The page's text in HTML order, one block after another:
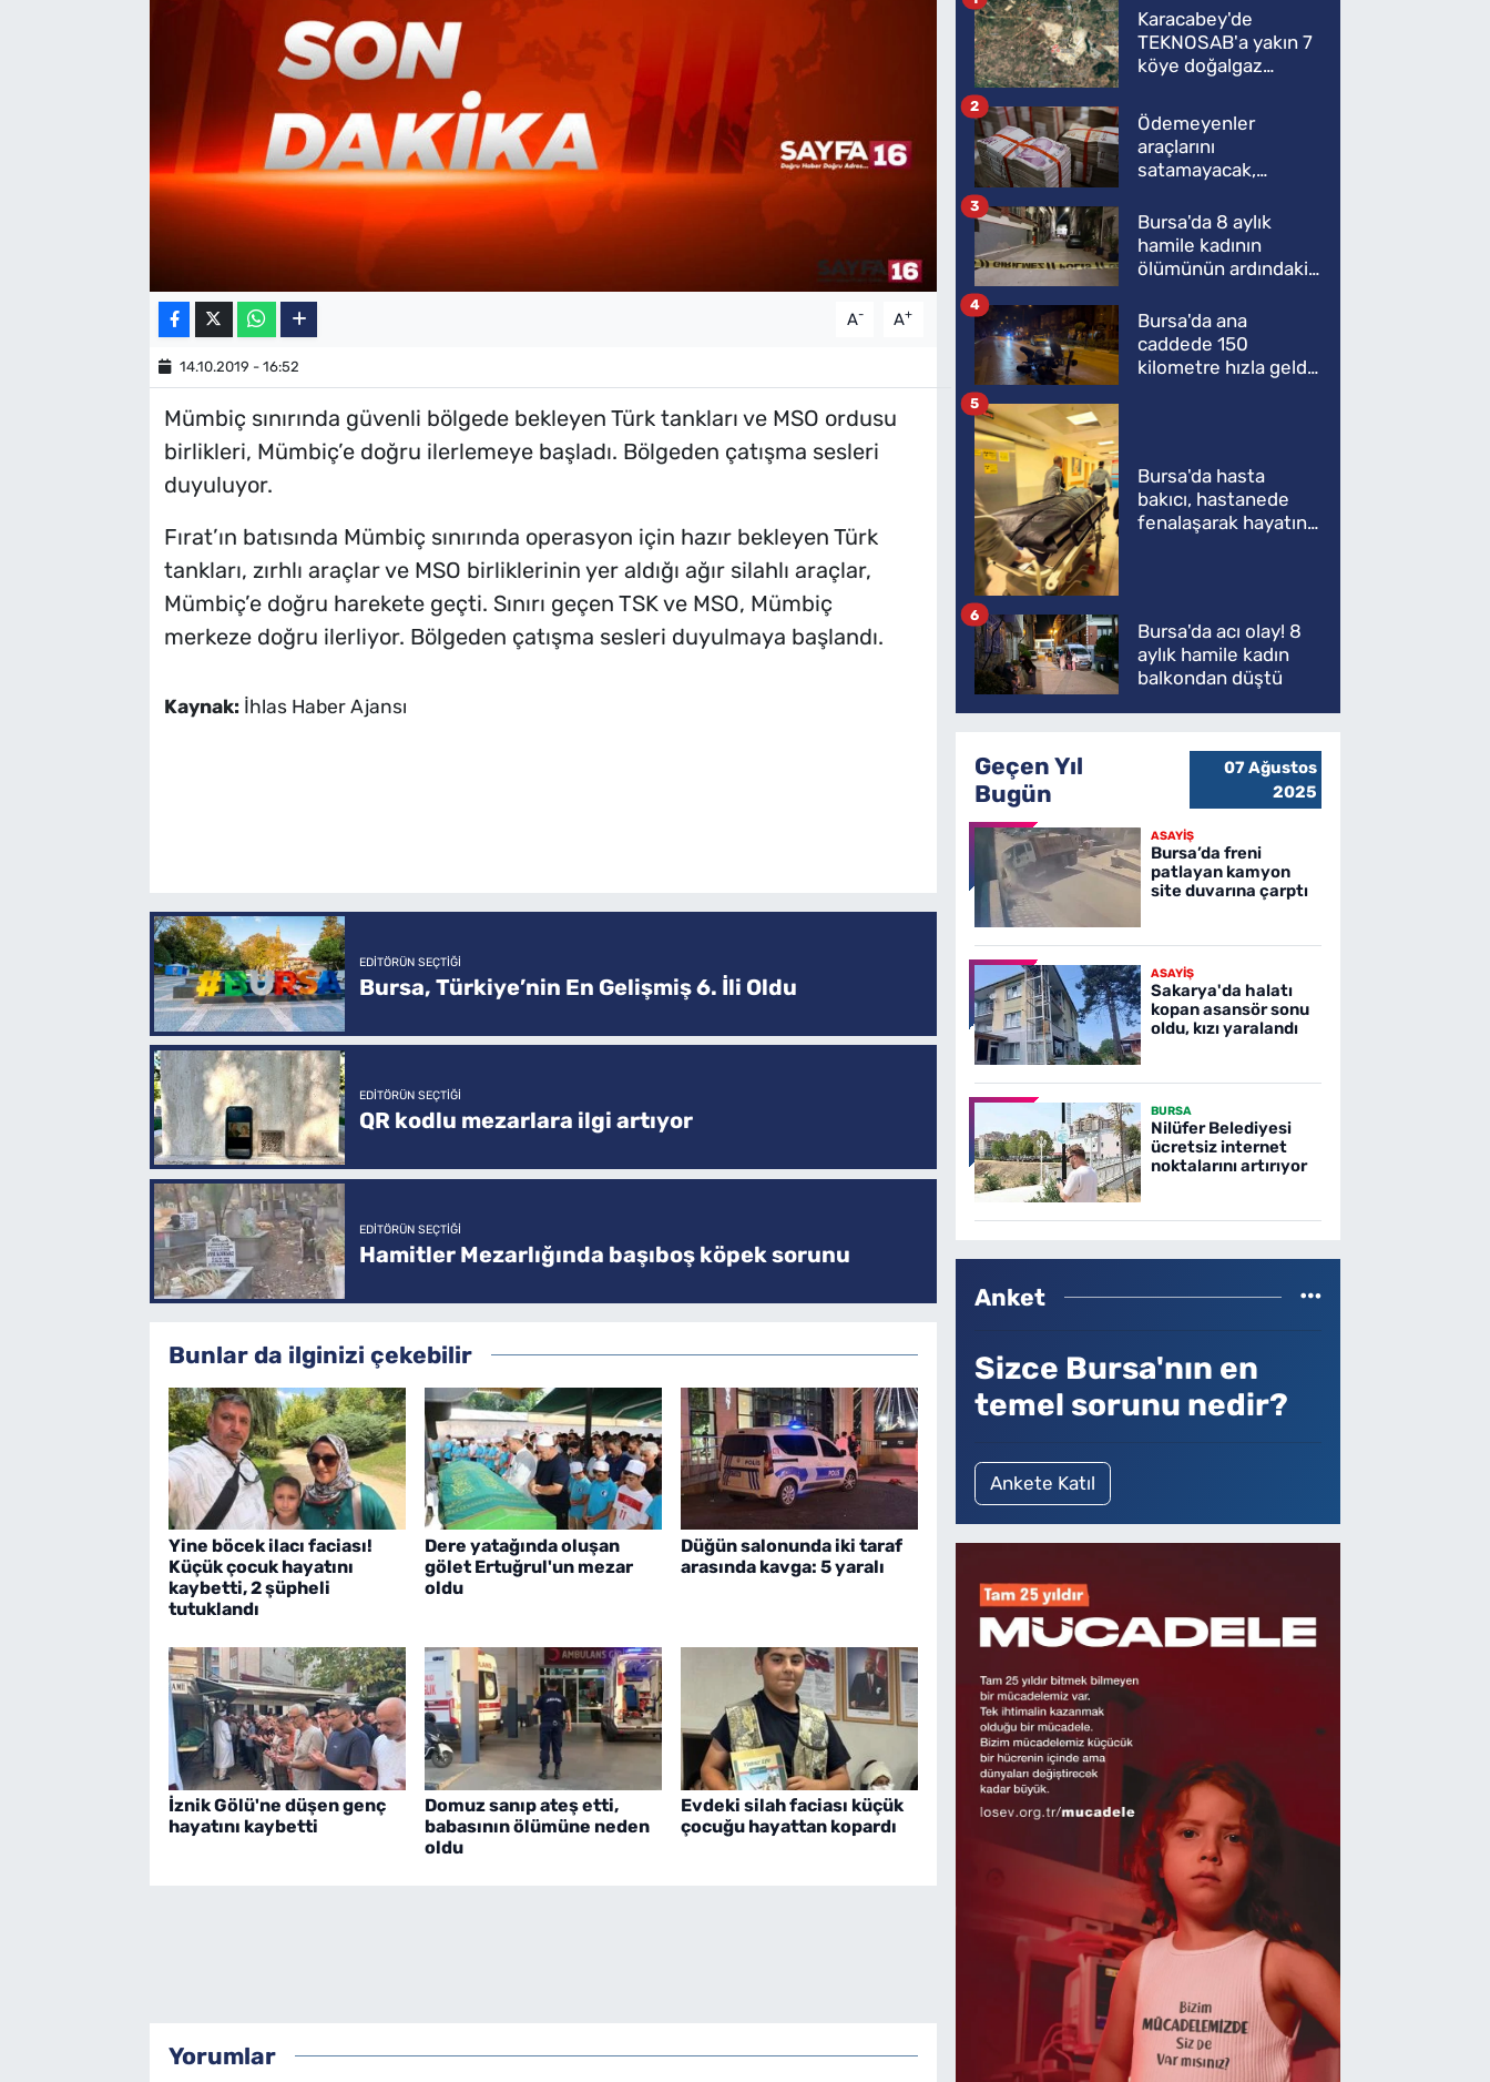
A- A+
14.10.2019 - 16:52
Mümbiç sınırında güvenli bölgede bekleyen Türk tankları ve MSO ordusu
birlikleri, Mümbiç’e doğru ilerlemeye başladı. Bölgeden çatışma sesleri
duyuluyor.
Fırat’ın batısında Mümbiç sınırında operasyon için hazır bekleyen Türk
tankları, zırhlı araçlar ve MSO birliklerinin yer aldığı ağır silahlı araçlar,
Mümbiç’e doğru harekete geçti. Sınırı geçen TSK ve MSO, Mümbiç
merkeze doğru ilerliyor. Bölgeden çatışma sesleri duyulmaya başlandı.
Kaynak: İhlas Haber Ajansı
EDITÖRÜN SEÇTIĞI
Bursa, Türkiye’nin En Gelişmiş 6. İli Oldu
EDITÖRÜN SEÇTIĞI
QR kodlu mezarlara ilgi artıyor
EDITÖRÜN SEÇTIĞI
Hamitler Mezarlığında başıboş köpek sorunu
Bunlar da ilginizi çekebilir
Yine böcek ilacı faciası!
Küçük çocuk hayatını
kaybetti, 2 şüpheli
tutuklandı
Dere yatağında oluşan
gölet Ertuğrul'un mezar
oldu
Düğün salonunda iki taraf
arasında kavga: 5 yaralı
İznik Gölü'ne düşen genç
hayatını kaybetti
Domuz sanıp ateş etti,
babasının ölümüne neden
oldu
Evdeki silah faciası küçük
çocuğu hayattan kopardı
Yorumlar
Karacabey'de
TEKNOSAB'a yakın 7
köye doğalgaz
Ödemeyenler
araçlarını
satamayacak,
2
Bursa'da 8 aylık
hamile kadının
ölümünün ardındaki
3
Bursa'da ana
caddede 150
kilometre hızla geldi,
4
Bursa'da hasta
bakıcı, hastanede
fenalaşarak hayatını
5
Bursa'da acı olay! 8
aylık hamile kadın
balkondan düştü
6
Geçen Yıl
Bugün
07 Ağustos
2025
ASAYİŞ
Bursa’da freni
patlayan kamyon
site duvarına çarptı
ASAYİŞ
Sakarya'da halatı
kopan asansör sonu
oldu, kızı yaralandı
BURSA
Nilüfer Belediyesi
ücretsiz internet
noktalarını artırıyor
Anket
Sizce Bursa'nın en
temel sorunu nedir?
Ankete Katıl